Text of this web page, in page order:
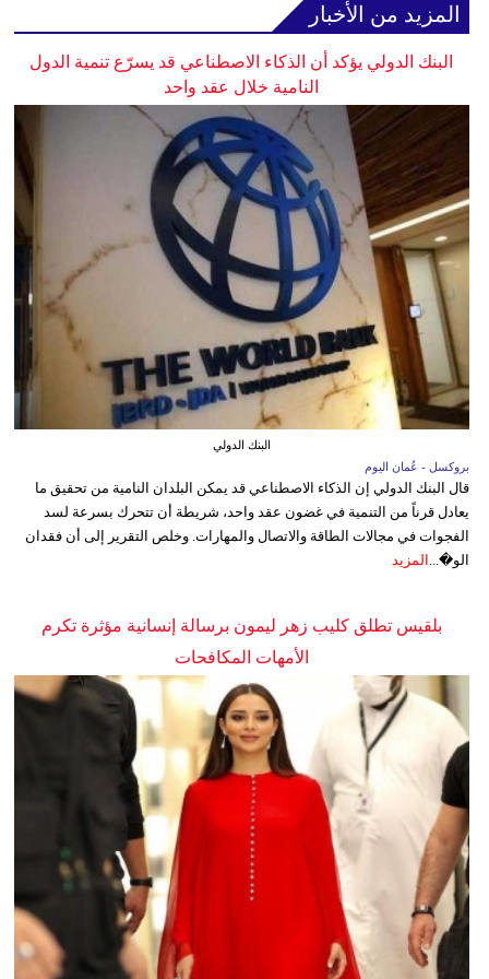
المزيد من الأخبار
البنك الدولي يؤكد أن الذكاء الاصطناعي قد يسرّع تنمية الدول
النامية خلال عقد واحد
البنك الدولي
بروكسل - عُمان اليوم
قال البنك الدولي إن الذكاء الاصطناعي قد يمكن البلدان النامية من تحقيق ما
يعادل قرناً من التنمية في غضون عقد واحد، شريطة أن تتحرك بسرعة لسد
الفجوات في مجالات الطاقة والاتصال والمهارات. وخلص التقرير إلى أن فقدان
الو�... المزيد
بلقيس تطلق كليب زهر ليمون برسالة إنسانية مؤثرة تكرم
الأمهات المكافحات